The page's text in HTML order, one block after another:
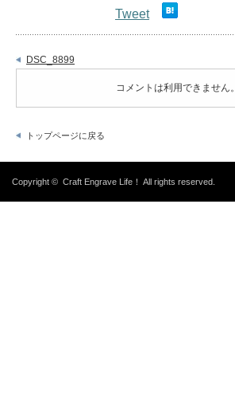
Tweet
DSC_8899
コメントは利用できません。
トップページに戻る
Copyright © Craft Engrave Life！ All rights reserved.